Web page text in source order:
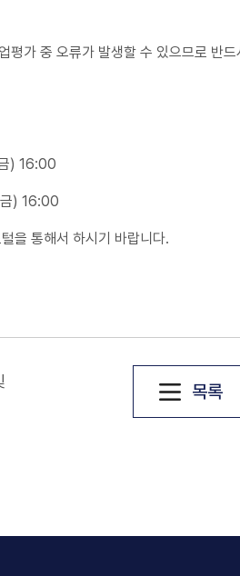
가 중 오류가 발생할 수 있으므로 반드
) 16:00
) 16:00
을 통해서 하시기 바랍니다.
목록